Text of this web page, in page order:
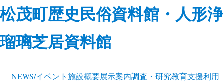
松茂町歴史民俗資料館・人形浄
瑠璃芝居資料館
NEWS/イベント施設概要展示案内調査・研究教育支援利用